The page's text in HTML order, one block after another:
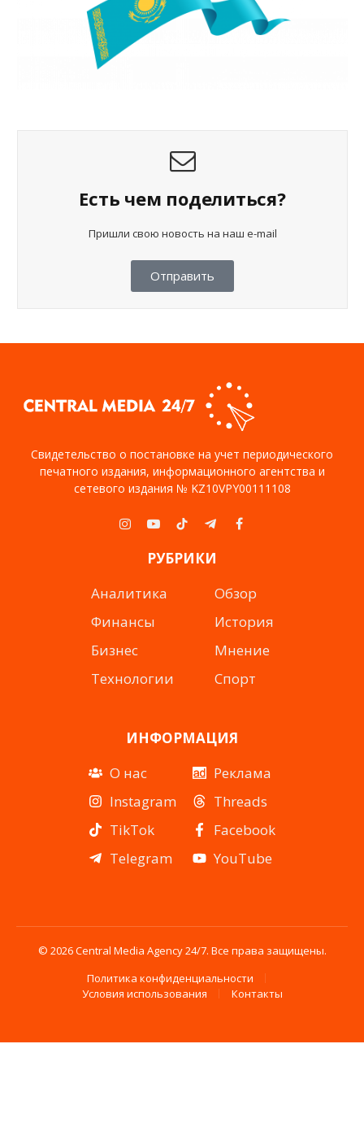
Есть чем поделиться?
Пришли свою новость на наш e-mail
Отправить
Свидетельство о постановке на учет периодического
печатного издания, информационного агентства и
сетевого издания № KZ10VPY00111108
Instagram
YouTubeTikTokTelegramFacebook
РУБРИКИ
Аналитика
Финансы
Бизнес
Технологии
Обзор
История
Мнение
Спорт
ИНФОРМАЦИЯ
О нас
Instagram
TikTok
Telegram
Реклама
Threads
Facebook
YouTube
© 2026 Central Media Agency 24/7. Все права защищены.
Политика конфиденциальности
Условия использования
Контакты